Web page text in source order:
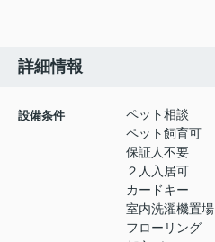
詳細情報
設備条件
ペット相談
ペット飼育可
保証人不要
２人入居可
カードキー
室内洗濯機置場
フローリング